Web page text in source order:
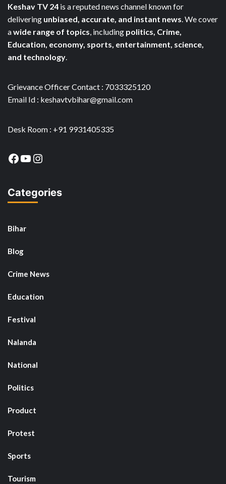
Keshav TV 24 is a reputed news channel known for
delivering unbiased, accurate, and instant news. We cover
awide range of topics, including politics, Crime,
Education, economy, sports, entertainment, science,
and technology.
Grievance Officer Contact : 7033325120
Email Id : keshavtvbihar@gmail.com
Desk Room : +91 9931405335
Facebook
YouTube
Instagram
Categories
Bihar
Blog
Crime News
Education
Festival
Nalanda
National
Politics
Product
Protest
Sports
Tourism